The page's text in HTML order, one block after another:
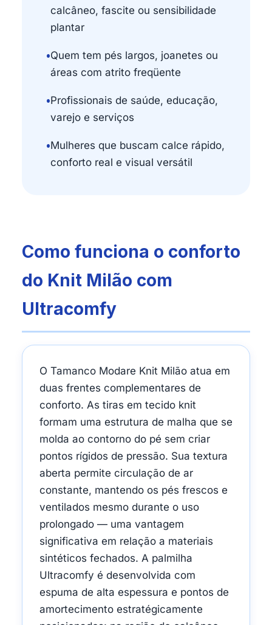
calcâneo, fascite ou sensibilidade
plantar
•Quem tem pés largos, joanetes ou
áreas com atrito freqüente
•Profissionais de saúde, educação,
varejo e serviços
•Mulheres que buscam calce rápido,
conforto real e visual versátil
Como funciona o conforto
do Knit Milão com
Ultracomfy
O Tamanco Modare Knit Milão atua em
duas frentes complementares de
conforto. As tiras em tecido knit
formam uma estrutura de malha que se
molda ao contorno do pé sem criar
pontos rígidos de pressão. Sua textura
aberta permite circulação de ar
constante, mantendo os pés frescos e
ventilados mesmo durante o uso
prolongado — uma vantagem
significativa em relação a materiais
sintéticos fechados. A palmilha
Ultracomfy é desenvolvida com
espuma de alta espessura e pontos de
amortecimento estratégicamente